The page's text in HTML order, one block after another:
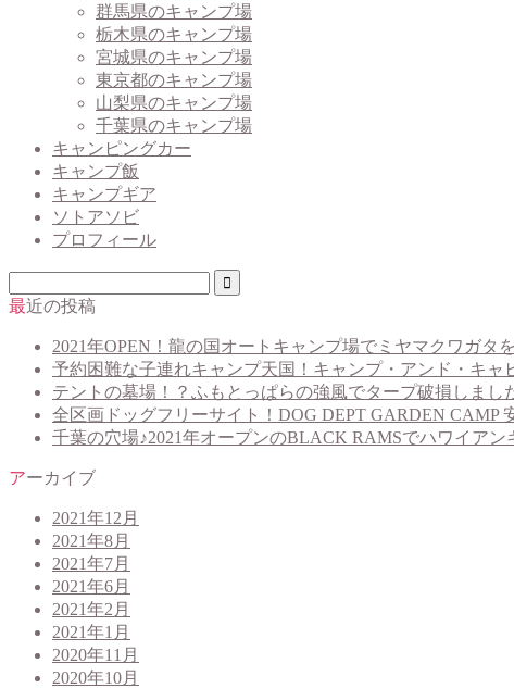
群馬県のキャンプ場
栃木県のキャンプ場
宮城県のキャンプ場
東京都のキャンプ場
山梨県のキャンプ場
千葉県のキャンプ場
キャンピングカー
キャンプ飯
キャンプギア
ソトアソビ
プロフィール
最近の投稿
2021年OPEN！龍の国オートキャンプ場でミヤマクワガタを
予約困難な子連れキャンプ天国！キャンプ・アンド・キャ
テントの墓場！？ふもとっぱらの強風でタープ破損しまし
全区画ドッグフリーサイト！DOG DEPT GARDEN CAMP
千葉の穴場♪2021年オープンのBLACK RAMSでハワイアン
アーカイブ
2021年12月
2021年8月
2021年7月
2021年6月
2021年2月
2021年1月
2020年11月
2020年10月